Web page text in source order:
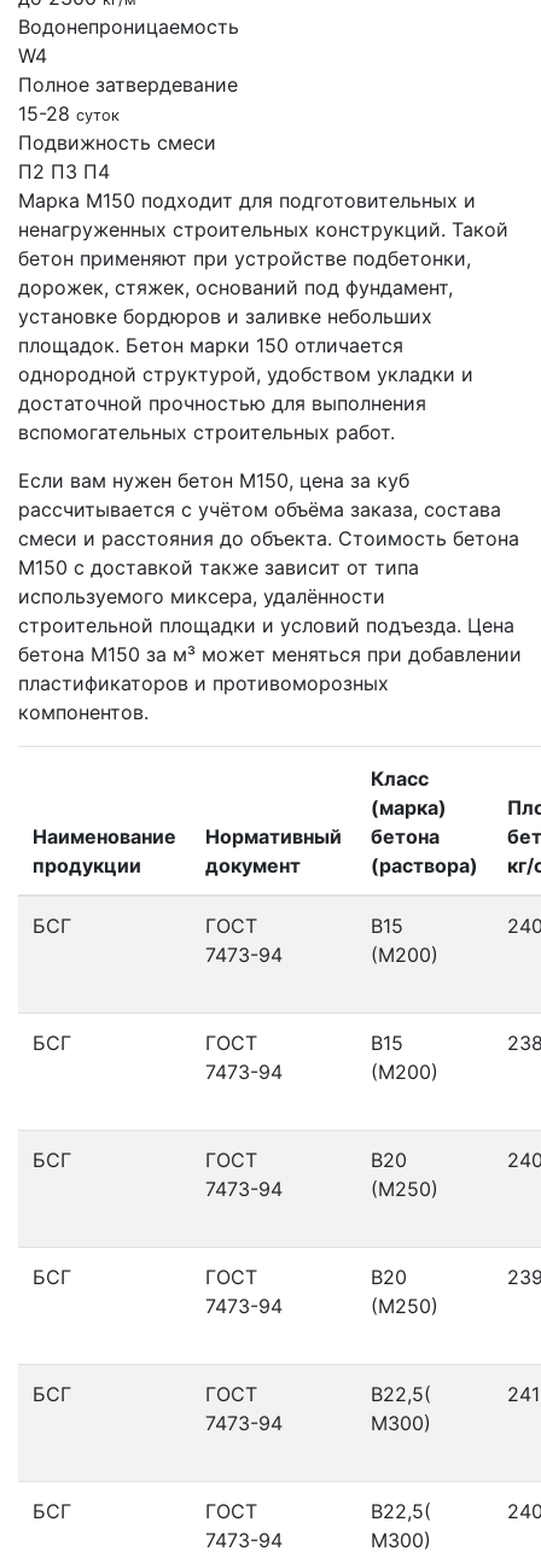
Водонепроницаемость
W4
Полное затвердевание
15-28 суток
Подвижность смеси
П2 П3 П4
Марка М150 подходит для подготовительных и
ненагруженных строительных конструкций. Такой
бетон применяют при устройстве подбетонки,
дорожек, стяжек, оснований под фундамент,
установке бордюров и заливке небольших
площадок. Бетон марки 150 отличается
однородной структурой, удобством укладки и
достаточной прочностью для выполнения
вспомогательных строительных работ.
Если вам нужен бетон М150, цена за куб
рассчитывается с учётом объёма заказа, состава
смеси и расстояния до объекта. Стоимость бетона
М150 с доставкой также зависит от типа
используемого миксера, удалённости
строительной площадки и условий подъезда. Цена
бетона М150 за м³ может меняться при добавлении
пластификаторов и противоморозных
компонентов.
Наименование
продукции
Нормативный
документ
Класс
(марка)
бетона
(раствора)
кг/
БСГ
ГОСТ
7473-94
В15
(М200)
БСГ
ГОСТ
7473-94
В15
(М200)
БСГ
ГОСТ
7473-94
В20
(М250)
БСГ
ГОСТ
7473-94
В20
(М250)
БСГ
ГОСТ
7473-94
В22,5(
М300)
БСГ
ГОСТ
7473-94
В22,5(
М300)